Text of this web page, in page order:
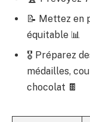
📝 Mettez en
équitable 📊
🎖️ Préparez
médailles,
chocolat 🍫